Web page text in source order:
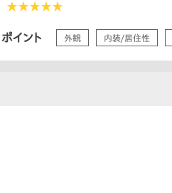
★★★★★
イント 外観 内装/居住性